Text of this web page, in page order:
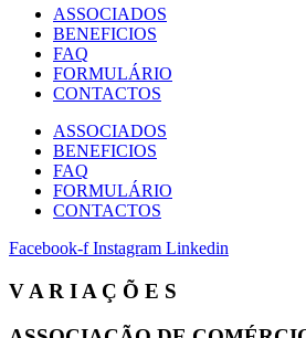
ASSOCIADOS
BENEFICIOS
FAQ
FORMULÁRIO
CONTACTOS
ASSOCIADOS
BENEFICIOS
FAQ
FORMULÁRIO
CONTACTOS
Facebook-f Instagram Linkedin
V A R I A Ç Õ E S